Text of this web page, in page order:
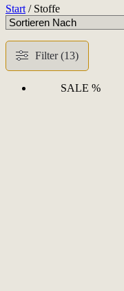
Start / Stoffe
Filter (13)
SALE %